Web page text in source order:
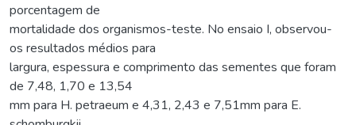
porcentagem de
mortalidade dos organismos-teste. No ensaio I, observou-
os resultados médios para
largura, espessura e comprimento das sementes que foram
de 7,48, 1,70 e 13,54
mm para H. petraeum e 4,31, 2,43 e 7,51mm para E.